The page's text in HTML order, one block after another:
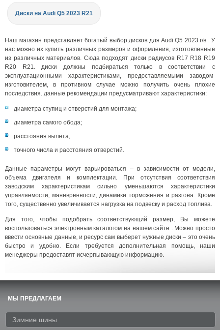
Диски на Audi Q5 2023 R21
Наш магазин представляет богатый выбор дисков для Audi Q5 2023 г/в . У
нас можно их купить различных размеров и оформления, изготовленные
из различных материалов. Сюда подходят диски радиусов R17 R18 R19
R20 R21. диски должны подбираться только в соответствии с
эксплуатационными характеристиками, предоставляемыми заводом-
изготовителем, в противном случае можно получить очень плохие
последствия. данные рекомендации предусматривают характеристики:
диаметра ступиц и отверстий для монтажа;
диаметра самого обода;
расстояния вылета;
точного числа и расстояния отверстий.
Данные параметры могут варьироваться – в зависимости от модели,
объема двигателя и комплектации. При отсутствия соответствия
заводским характеристикам сильно уменьшаются характеристики
управляемости, маневренности, динамики торможения и разгона. Кроме
того, существенно увеличивается нагрузка на подвеску и расход топлива.
Для того, чтобы подобрать соответствующий размер, Вы можете
воспользоваться электронным каталогом на нашем сайте . Можно просто
ввести основные данные, и ресурс сам выберет нужные диски – это очень
быстро и удобно. Если требуется дополнительная помощь, наши
менеджеры предоставят исчерпывающую информацию.
МЫ ПРЕДЛАГАЕМ
Зимние шины